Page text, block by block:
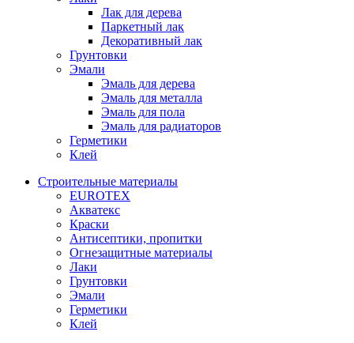
Лак для дерева
Паркетный лак
Декоративный лак
Грунтовки
Эмали
Эмаль для дерева
Эмаль для металла
Эмаль для пола
Эмаль для радиаторов
Герметики
Клей
Строительные материалы
EUROTEX
Акватекс
Краски
Антисептики, пропитки
Огнезащитные материалы
Лаки
Грунтовки
Эмали
Герметики
Клей